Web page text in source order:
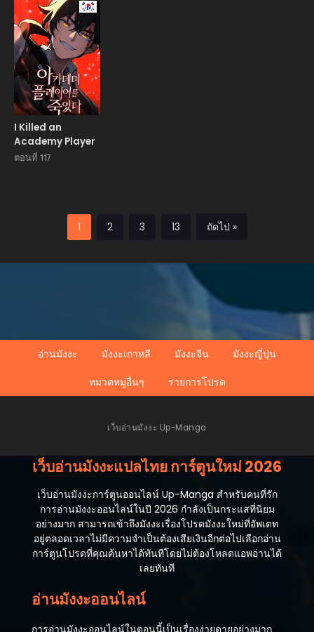
Manhwa
I Killed an
Academy Player
ตอนที่ 117
1 2 3 13 ถัดไป »
อ่านมังงะ มังงะเกาหลี มังงะจีน
มังงะญี่ปุ่น
หมวดหมู่อื่นๆ
รายการโปรด
เว็บอ่านมังงะ Up-Manga
เว็บอ่านมังงะแปลไทย การ์ตูนใหม่ 2026
เว็บอ่านมังงะการ์ตูนออนไลน์ Up-Manga สำหรับคนที่รัก
การอ่านมังงะออนไลน์ในปี 2026 กำลังเป็นกระแสที่นิยม
อย่างมาก สามารถเข้าถึงมังงะเรื่องโปรดมังงะใหม่ที่อัพเดท
อยู่ตลอดเวลาไม่มีความจำเป็นต้องเสียเงินอีกต่อไปเลือกอ่าน
การ์ตูนโปรดที่คุณค้นหาได้ทันทีโดยไม่ต้องโหลดแอพอ่านได้
เลยทันที
อ่านมังงะออนไลน์
การอ่านมังงะออนไลน์ในตอนนี้เป็นเรื่องง่ายดายอย่างมาก